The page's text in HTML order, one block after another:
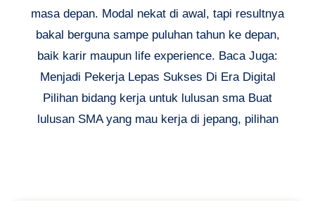
masa depan. Modal nekat di awal, tapi resultnya
bakal berguna sampe puluhan tahun ke depan,
baik karir maupun life experience. Baca Juga:
Menjadi Pekerja Lepas Sukses Di Era Digital
Pilihan bidang kerja untuk lulusan sma Buat
lulusan SMA yang mau kerja di jepang, pilihan